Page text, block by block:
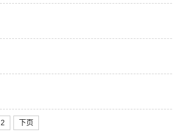
2 下页